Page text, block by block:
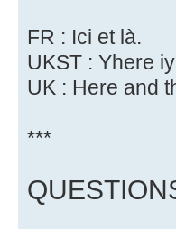
FR : Ici et là.
UKST : Yhere
UK : Here and
***